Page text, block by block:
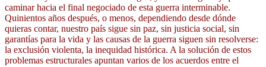
caminar hacia el final negociado de esta guerra interminable.
Quinientos años después, o menos, dependiendo desde dónde
quieras contar, nuestro país sigue sin paz, sin justicia social, sin
garantías para la vida y las causas de la guerra siguen sin resolverse:
la exclusión violenta, la inequidad histórica. A la solución de estos
problemas estructurales apuntan varios de los acuerdos entre el